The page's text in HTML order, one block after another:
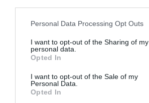
Personal Data Processing Opt Outs
I want to opt-out of the Sharing of my
personal data.
Opted In
I want to opt-out of the Sale of my
Personal Data.
Opted In